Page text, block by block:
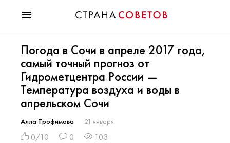
Мода
Звезды
Гороскопы
Здоровье
Психология
Хобби
Разное
Погода в Сочи в апреле 2017 года,
самый точный прогноз от
Гидрометцентра России —
Температура воздуха и воды в
апрельском Сочи
Алла Трофимова 21 января
0/10 0 103